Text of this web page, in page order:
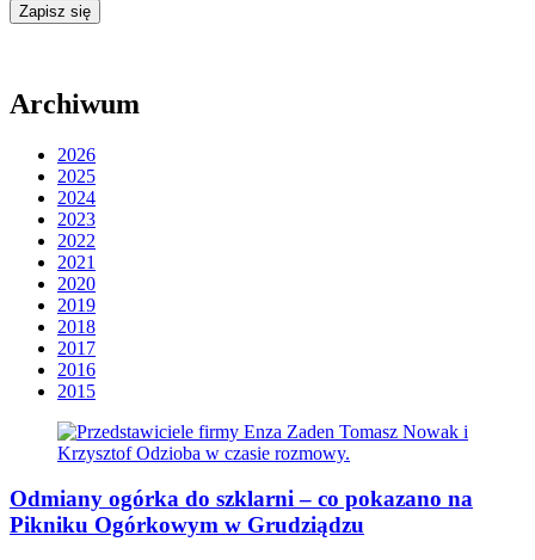
Archiwum
2026
2025
2024
2023
2022
2021
2020
2019
2018
2017
2016
2015
Odmiany ogórka do szklarni – co pokazano na
Pikniku Ogórkowym w Grudziądzu